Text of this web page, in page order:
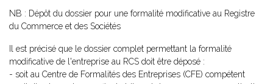
NB : Dépôt du dossier pour une formalité modificative au Registre
du Commerce et des Sociétés
Il est précisé que le dossier complet permettant la formalité
modificative de l'entreprise au RCS doit être déposé :
- soit au Centre de Formalités des Entreprises (CFE) compétent